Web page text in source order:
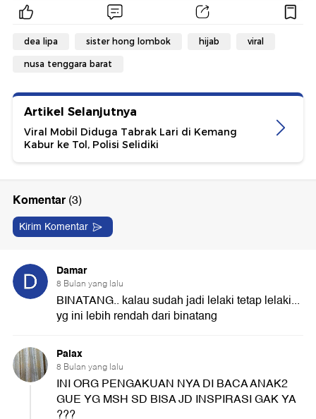
dea lipa sister hong lombok hijab viral
nusa tenggara barat
Artikel Selanjutnya
Viral Mobil Diduga Tabrak Lari di Kemang
Kabur ke Tol, Polisi Selidiki